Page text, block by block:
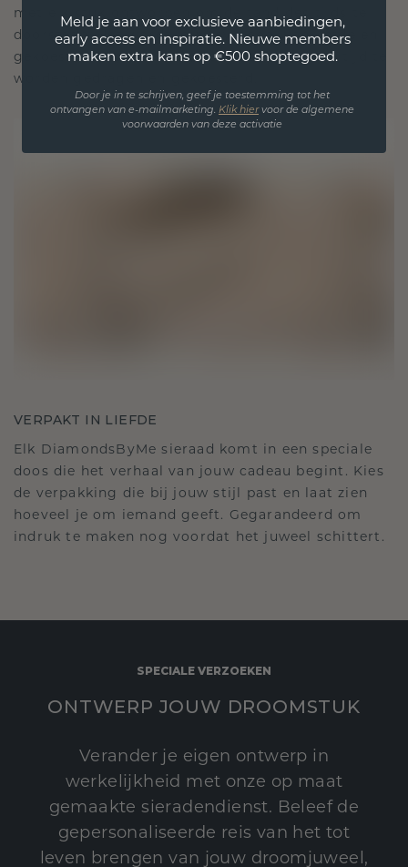
met elk stuk ontworpen om de tand des tijds te
doorstaan. Het wordt jouw symbool van liefde en
gekoesterde momenten, bedoeld om voor altijd te
worden gedragen en gekoesterd.
VERPAKT IN LIEFDE
Elk DiamondsByMe sieraad komt in een speciale
doos die het verhaal van jouw cadeau begint. Kies
de verpakking die bij jouw stijl past en laat zien
hoeveel je om iemand geeft. Gegarandeerd om
indruk te maken nog voordat het juweel schittert.
SPECIALE VERZOEKEN
ONTWERP JOUW DROOMSTUK
Verander je eigen ontwerp in
werkelijkheid met onze op maat
gemaakte sieradendienst. Beleef de
gepersonaliseerde reis van het tot
leven brengen van jouw droomjuweel,
Meld je aan voor exclusieve aanbiedingen,
early access en inspiratie. Nieuwe members
maken extra kans op €500 shoptegoed.
Door je in te schrijven, geef je toestemming tot het
ontvangen van e-mailmarketing. Klik hiervoor de algemene
voorwaarden van deze activatie